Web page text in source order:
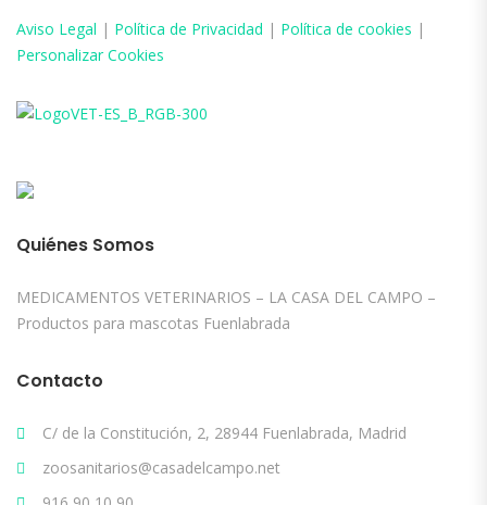
Aviso Legal | Política de Privacidad | Política de cookies |
Personalizar Cookies
Quiénes Somos
MEDICAMENTOS VETERINARIOS – LA CASA DEL CAMPO –
Productos para mascotas Fuenlabrada
Contacto
C/ de la Constitución, 2, 28944 Fuenlabrada, Madrid
zoosanitarios@casadelcampo.net